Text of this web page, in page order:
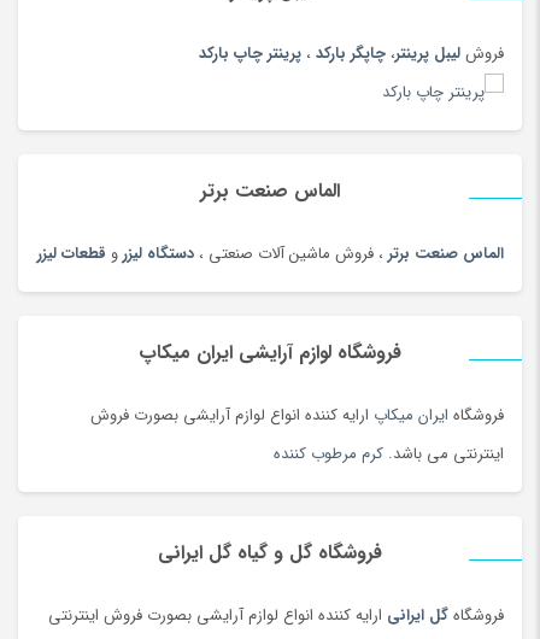
فروشلیبل پرینتر، چاپگر بارکد ، پرینتر چاپ بارکد
الماس صنعت برتر
الماس صنعت برتر، فروش ماشین آلات صنعتی ، دستگاه لیزرو قطعات لیزر
فروشگاه لوازم آرایشی ایران میکاپ
فروشگاه ایران میکاپ ارایه کننده انواع لوازم آرایشی بصورت فروش
اینترنتی می باشد. کرم مرطوب کننده
فروشگاه گل و گیاه گل ایرانی
فروشگاهگل ایرانی ارایه کننده انواع لوازم آرایشی بصورت فروش اینترنتی